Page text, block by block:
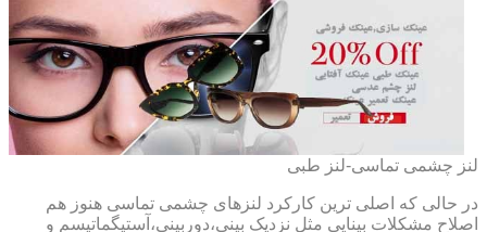
لنز چشمی تماسی-لنز طبی
در حالی که اصلی ترین کارکرد لنزهای چشمی تماسی هنوز هم
اصلاح مشکلات بینایی مثل نزدیک بینی،دوربینی،آستیگماتیسم و